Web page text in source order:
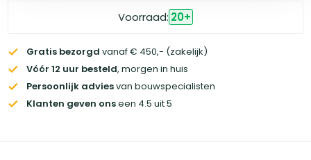
Voorraad: 20+
Gratis bezorgd vanaf € 450,- (zakelijk)
Vóór 12 uur besteld, morgen in huis
Persoonlijk adviesvan bouwspecialisten
Klanten geven onseen 4.5 uit 5